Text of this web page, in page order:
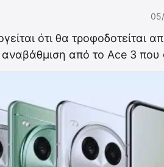
ότι θα τροφοδοτείται
από το Ace 3 που